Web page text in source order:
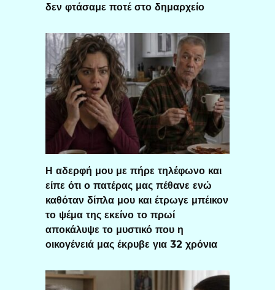
δεν φτάσαμε ποτέ στο δημαρχείο
Η αδερφή μου με πήρε τηλέφωνο και
είπε ότι ο πατέρας μας πέθανε ενώ
καθόταν δίπλα μου και έτρωγε μπέικον
το ψέμα της εκείνο το πρωί
αποκάλυψε το μυστικό που η
οικογένειά μας έκρυβε για 32 χρόνια